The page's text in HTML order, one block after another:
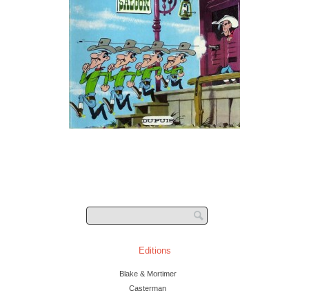
Editions
Blake & Mortimer
Casterman